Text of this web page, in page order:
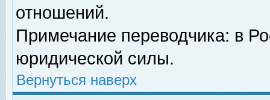
отношений.
Примечание переводчика: в
юридической силы.
Вернуться наверх